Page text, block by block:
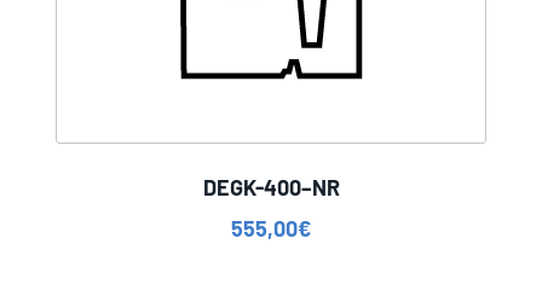
DEGK-400–NR
555,00€